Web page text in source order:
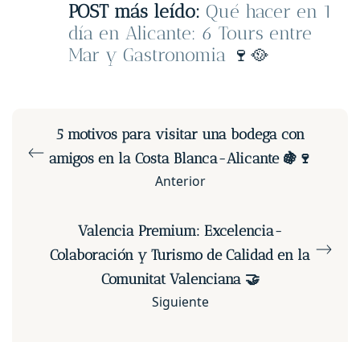
POST más leído: Qué hacer en 1
día en Alicante: 6 Tours entre
Mar y Gastronomia 🍷🥘
5 motivos para visitar una bodega con
amigos en la Costa Blanca-Alicante 🍇🍷
Anterior
Valencia Premium: Excelencia-
Colaboración y Turismo de Calidad en la
Comunitat Valenciana 🤝
Siguiente